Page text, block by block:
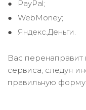
PayPal;
WebMoney;
Яндекс.Деньги.
Вас перенаправит
сервиса, следуя
правильную форму.